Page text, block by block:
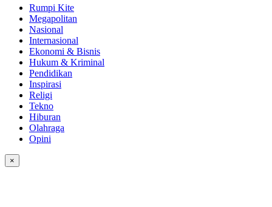
Rumpi Kite
Megapolitan
Nasional
Internasional
Ekonomi & Bisnis
Hukum & Kriminal
Pendidikan
Inspirasi
Religi
Tekno
Hiburan
Olahraga
Opini
×